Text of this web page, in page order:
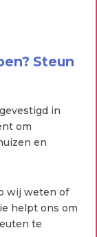
Steun
in
om
en
wij weten of
helpt ons om
te